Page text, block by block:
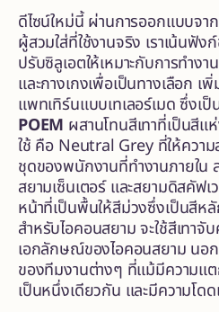
ดีไซน์ใหม่นี้ ผ่านการออกแบบจ
ผู้สวมใส่ที่ใช้งานจริง เราเน้นฟั
ปรับซิลูเอตให้เหมาะกับการทำง
และกางเกงเพื่อเป็นทางเลือก
แพทเทิร์นแบบเทเลอร์เมด ซึ่งเ
POEM ผสานโทนสีเทาที่เป็นสีแ
ใช้ คือ Neutral Grey ที่ให้ความ
ชุดของพนักงานที่ทำงานภายใน
สยามเซ็นเตอร์ และสยามดิสคัฟเ
หน้าที่เป็นพื้นให้สีม่วงซึ่งเป็นสีห
สำหรับไอคอนสยาม จะใช้สีเทา
เอกลักษณ์ของไอคอนสยาม นอ
ของทีมงานต่างๆ ที่แม้มีความแ
เป็นหนึ่งเดียวกัน และมีความโดด